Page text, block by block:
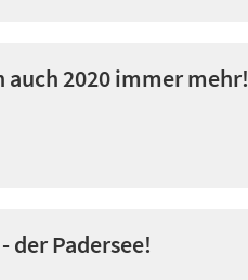
auch 2020 immer mehr!
der Padersee!